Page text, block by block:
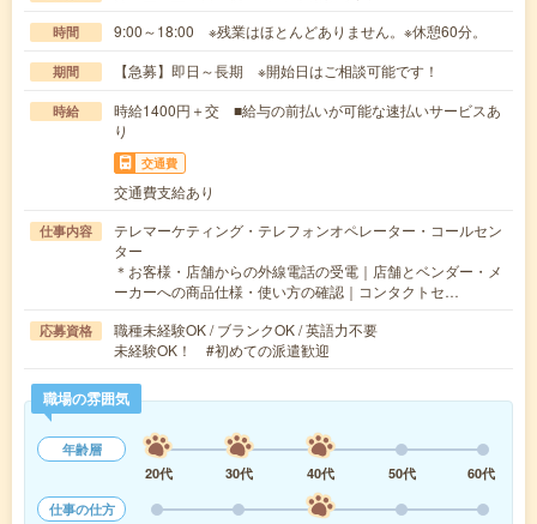
時間 9:00～18:00 ※残業はほとんどありません。※休憩60分。
期間 【急募】即日～長期 ※開始日はご相談可能です！
時給
時給1400円＋交 ■給与の前払いが可能な速払いサービスあ
り
交通費
交通費支給あり
仕事内容
テレマーケティング・テレフォンオペレーター・コールセン
ター
＊お客様・店舗からの外線電話の受電｜店舗とベンダー・メ
ーカーへの商品仕様・使い方の確認｜コンタクトセ…
応募資格
職種未経験OK / ブランクOK / 英語力不要
未経験OK！ #初めての派遣歓迎
職場の雰囲気
年齢層
20代
30代 40代 50代
60代
仕事の仕方